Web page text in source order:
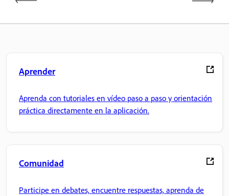
Aprender
Aprenda con tutoriales en vídeo paso a paso y orientación
práctica directamente en la aplicación.
Comunidad
Participe en debates, encuentre respuestas, aprenda de